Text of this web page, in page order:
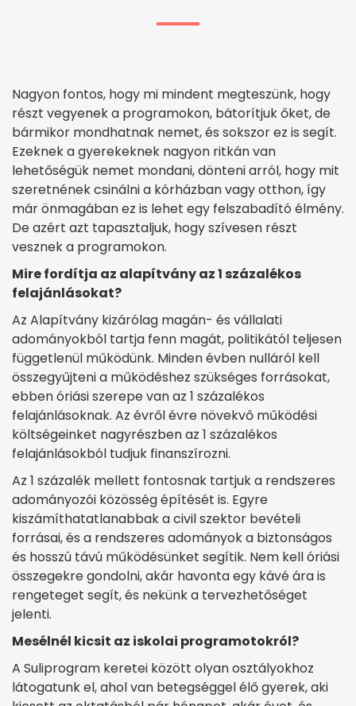
Nagyon fontos, hogy mi mindent megteszünk, hogy
részt vegyenek a programokon, bátorítjuk őket, de
bármikor mondhatnak nemet, és sokszor ez is segít.
Ezeknek a gyerekeknek nagyon ritkán van
lehetőségük nemet mondani, dönteni arról, hogy mit
szeretnének csinálni a kórházban vagy otthon, így
már önmagában ez is lehet egy felszabadító élmény.
De azért azt tapasztaljuk, hogy szívesen részt
vesznek a programokon.
Mire fordítja az alapítvány az 1 százalékos
felajánlásokat?
Az Alapítvány kizárólag magán- és vállalati
adományokból tartja fenn magát, politikától teljesen
függetlenül működünk. Minden évben nulláról kell
összegyűjteni a működéshez szükséges forrásokat,
ebben óriási szerepe van az 1 százalékos
felajánlásoknak. Az évről évre növekvő működési
költségeinket nagyrészben az 1 százalékos
felajánlásokból tudjuk finanszírozni.
Az 1 százalék mellett fontosnak tartjuk a rendszeres
adományozói közösség építését is. Egyre
kiszámíthatatlanabbak a civil szektor bevételi
forrásai, és a rendszeres adományok a biztonságos
és hosszú távú működésünket segítik. Nem kell óriási
összegekre gondolni, akár havonta egy kávé ára is
rengeteget segít, és nekünk a tervezhetőséget
jelenti.
Mesélnél kicsit az iskolai programotokról?
A Suliprogram keretei között olyan osztályokhoz
látogatunk el, ahol van betegséggel élő gyerek, aki